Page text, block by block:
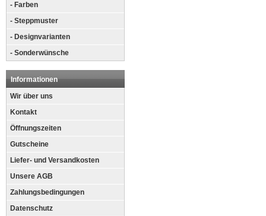
- Farben
- Steppmuster
- Designvarianten
- Sonderwünsche
Informationen
Wir über uns
Kontakt
Öffnungszeiten
Gutscheine
Liefer- und Versandkosten
Unsere AGB
Zahlungsbedingungen
Datenschutz